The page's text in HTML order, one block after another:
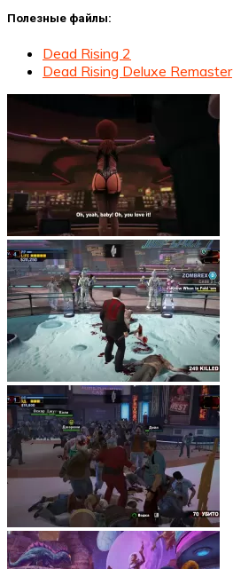
Полезные файлы:
Dead Rising 2
Dead Rising Deluxe Remaster